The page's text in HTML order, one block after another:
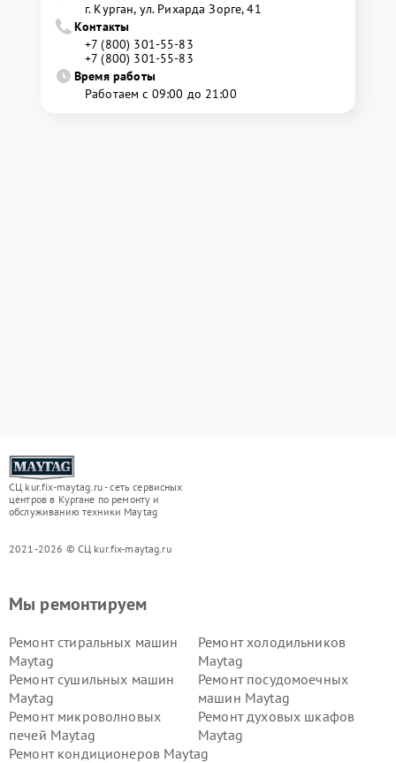
г. Курган, ул. Рихарда Зорге, 41
Контакты
+7 (800) 301-55-83
+7 (800) 301-55-83
Время работы
Работаем с 09:00 до 21:00
СЦ kur.fix-maytag.ru - сеть сервисных
центров в Кургане по ремонту и
обслуживанию техники Maytag
2021-2026 © СЦ kur.fix-maytag.ru
Мы ремонтируем
Ремонт стиральных машин
Maytag
Ремонт холодильников
Maytag
Ремонт сушильных машин
Maytag
Ремонт посудомоечных
машин Maytag
Ремонт микроволновых
печей Maytag
Ремонт духовых шкафов
Maytag
Ремонт кондиционеров Maytag